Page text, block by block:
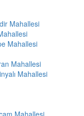
Mahallesi
Mahallesi
Mahallesi
Mahallesi